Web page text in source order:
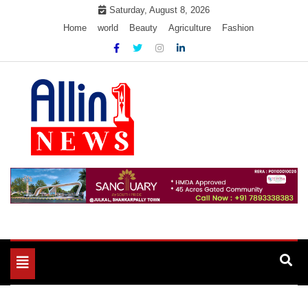
Saturday, August 8, 2026
Home
world Beauty Agriculture Fashion
Allin1news
Toggle
navigation